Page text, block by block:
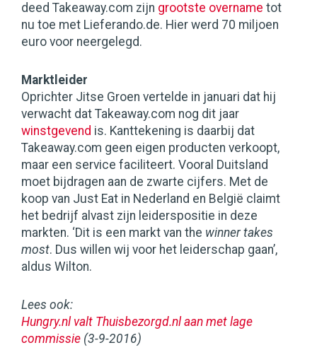
deed Takeaway.com zijn grootste overname tot
nu toe met Lieferando.de. Hier werd 70 miljoen
euro voor neergelegd.
Marktleider
Oprichter Jitse Groen vertelde in januari dat hij
verwacht dat Takeaway.com nog dit jaar
winstgevend is. Kanttekening is daarbij dat
Takeaway.com geen eigen producten verkoopt,
maar een service faciliteert. Vooral Duitsland
moet bijdragen aan de zwarte cijfers. Met de
koop van Just Eat in Nederland en België claimt
het bedrijf alvast zijn leiderspositie in deze
markten. ‘Dit is een markt van the winner takes
most. Dus willen wij voor het leiderschap gaan’,
aldus Wilton.
Lees ook:
Hungry.nl valt Thuisbezorgd.nl aan met lage
commissie (3-9-2016)